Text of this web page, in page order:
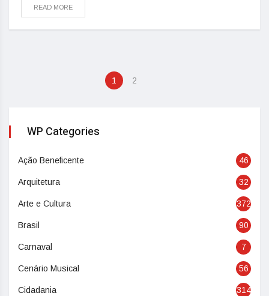
READ MORE
1 2
WP Categories
Ação Beneficente 46
Arquitetura 32
Arte e Cultura 372
Brasil 90
Carnaval 7
Cenário Musical 56
Cidadania 314